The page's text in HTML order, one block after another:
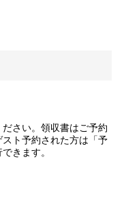
さい。領収書はご予約
ト予約された方は「予
きます。